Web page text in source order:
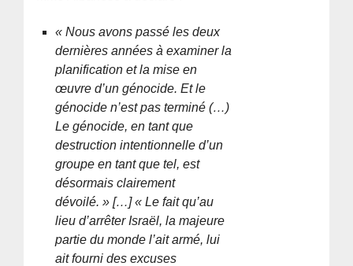
« Nous avons passé les deux
dernières années à examiner la
planification et la mise en
œuvre d’un génocide. Et le
génocide n’est pas terminé (…)
Le génocide, en tant que
destruction intentionnelle d’un
groupe en tant que tel, est
désormais clairement
dévoilé. » […] « Le fait qu’au
lieu d’arrêter Israël, la majeure
partie du monde l’ait armé, lui
ait fourni des excuses